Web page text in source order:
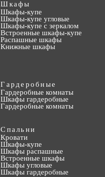
Шкафы
Шкафы-купе
Шкафы-купе угловые
Шкафы-купе с зеркалом
Встроенные шкафы-купе
Распашные шкафы
Книжные шкафы
Гардеробные
Гардеробные комнаты
Шкафы гардеробные
Гардеробные комнаты
Спальни
Кровати
Шкафы-купе
Шкафы распашные
Встроенные шкафы
Шкафы угловые
Шкафы гардеробные